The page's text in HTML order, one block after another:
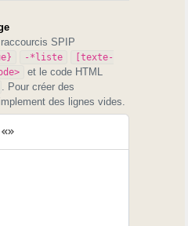
SPIP
-*liste
[texte-
et le code HTML
. Pour créer des
des lignes vides.